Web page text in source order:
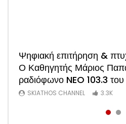
Ψηφιακή επιτήρηση &
Ο Καθηγητής Μάριος
ραδιόφωνο NEO 103.3
SKIATHOS CHANNEL 3.3K
ΑΠΟΚΛΕΙΣΤΙΚΟ: Η πρώτη
νέου Προέδρου
Τσαρούχη (Video)
SKIATHOS CHANNEL 1